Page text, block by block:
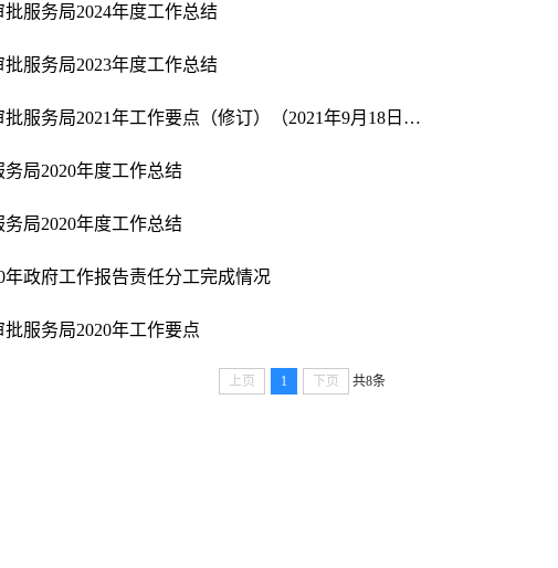
批服务局2024年度工作总结
批服务局2023年度工作总结
临沂市行政审批服务局2021年工作要点（修订）（2021年9月18日更新）
局2020年度工作总结
局2020年度工作总结
年政府工作报告责任分工完成情况
批服务局2020年工作要点
上页 1 下页 共8条